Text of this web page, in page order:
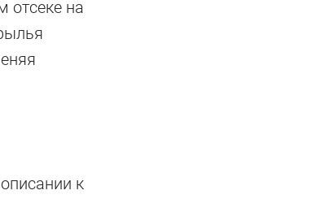
отсеке на
к